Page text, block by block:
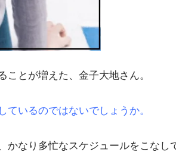
とが増えた、金子大地さん。
いるのではないでしょうか。
かなり多忙なスケジュールをこなし